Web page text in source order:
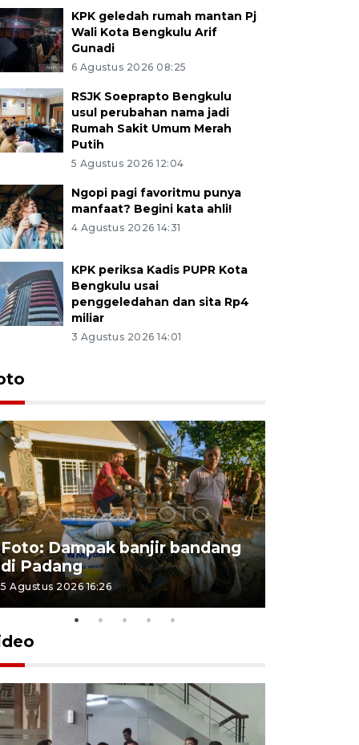
KPK geledah rumah mantan Pj
Wali Kota Bengkulu Arif
Gunadi
6 Agustus 2026 08:25
RSJK Soeprapto Bengkulu
usul perubahan nama jadi
Rumah Sakit Umum Merah
Putih
5 Agustus 2026 12:04
Ngopi pagi favoritmu punya
manfaat? Begini kata ahli!
4 Agustus 2026 14:31
KPK periksa Kadis PUPR Kota
Bengkulu usai
penggeledahan dan sita Rp4
miliar
3 Agustus 2026 14:01
Foto: Dampak banjir bandang
di Padang
5 Agustus 2026 16:26